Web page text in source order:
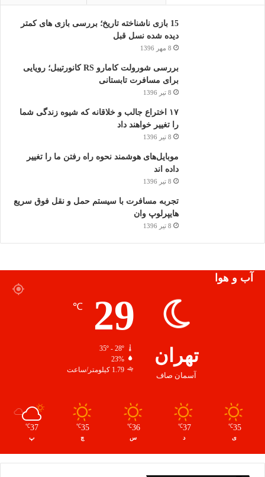
15 بازی ناشناخته تاریخ؛ بررسی بازی های کمتر
دیده شده نسل قبل
8 مهر 1396
بررسی شورولت کامارو RS کانورتیبل؛ رویایی
برای مسافرت تابستانی
8 تیر 1396
۱۷ اختراع جالب و خلاقانه که شیوه زندگی شما
را تغییر خواهند داد
8 تیر 1396
موبایل‌های هوشمند نحوه راه رفتن ما را تغییر
داده اند
8 تیر 1396
تجربه مسافرت با سیستم حمل و نقل فوق سریع
هایپرلوپ وان
8 تیر 1396
آب و هوا
تهران
آسمان صاف
29
℃
35º - 28º
23%
1.79 کیلومتر/ساعت
35
℃
ی
37
℃
د
36
℃
س
35
℃
چ
37
℃
پ